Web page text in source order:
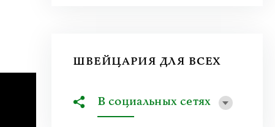
ШВЕЙЦАРИЯ ДЛЯ ВСЕХ
В социальных сетях